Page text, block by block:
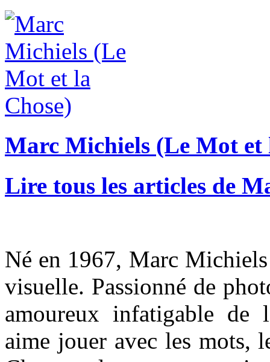
Marc Michiels (Le Mot et
Lire tous les articles de
Né en 1967, Marc
visuelle. Passionné de
amoureux infatigable de
aime jouer avec les mots,